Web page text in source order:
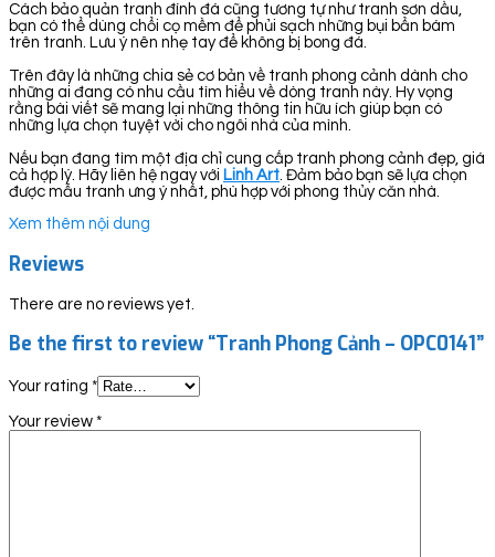
Cách bảo quản tranh đính đá cũng tương tự như tranh sơn dầu,
bạn có thể dùng chổi cọ mềm để phủi sạch những bụi bẩn bám
trên tranh. Lưu ý nên nhẹ tay để không bị bong đá.
Trên đây là những chia sẻ cơ bản về tranh phong cảnh dành cho
những ai đang có nhu cầu tìm hiểu về dòng tranh này. Hy vọng
rằng bài viết sẽ mang lại những thông tin hữu ích giúp bạn có
những lựa chọn tuyệt vời cho ngôi nhà của mình.
Nếu bạn đang tìm một địa chỉ cung cấp tranh phong cảnh đẹp, giá
cả hợp lý. Hãy liên hệ ngay với Linh Art . Đảm bảo bạn sẽ lựa chọn
được mẫu tranh ưng ý nhất, phù hợp với phong thủy căn nhà.
Xem thêm nội dung
Reviews
There are no reviews yet.
Be the first to review “Tranh Phong Cảnh – OPC0141”
Your rating *
Your review *